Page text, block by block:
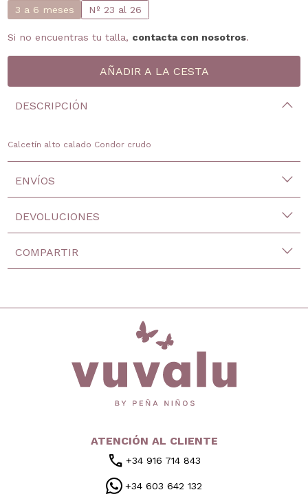
3 a 6 meses Nº 23 al 26
Si no encuentras tu talla, contacta con nosotros.
DESCRIPCIÓN
Calcetín alto calado Condor crudo
ENVÍOS
DEVOLUCIONES
COMPARTIR
ATENCIÓN AL CLIENTE
call +34 916 714 843
+34 603 642 132